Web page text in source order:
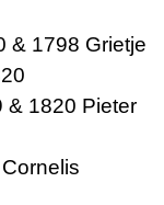
& 1798 Grietje
& 1820 Pieter